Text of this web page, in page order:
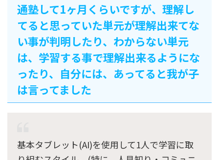
通塾して1ヶ月くらいですが、理解し
てると思っていた単元が理解出来てな
い事が判明したり、わからない単元
は、学習する事で理解出来るようにな
ったり、自分には、あってると我が子
は言ってました
基本タブレット(AI)を使用して1人で学習に取